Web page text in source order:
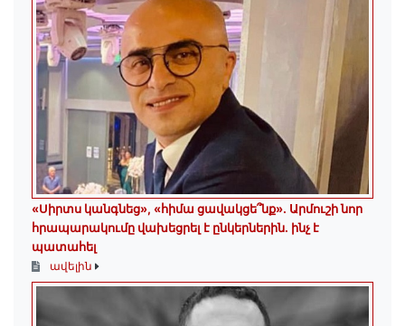
«Սիրտս կանգնեց», «հիմա ցավակցե՞նք». Արմուշի նոր
հրապարակումը վախեցրել է ընկերներին. ինչ է
պատահել
ավելին